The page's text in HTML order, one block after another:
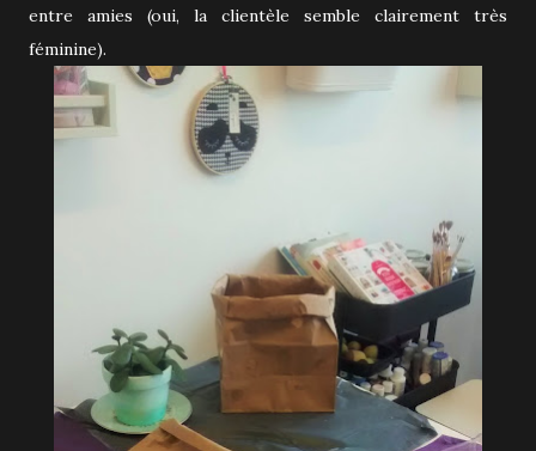
entre amies (oui, la clientèle semble clairement très
féminine).